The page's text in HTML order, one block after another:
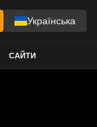
Українська
САЙТИ